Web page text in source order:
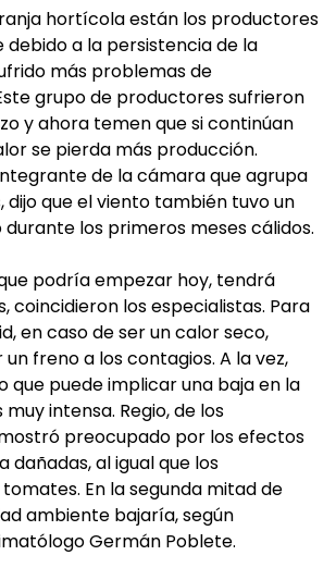
hortícola están los productores
debido a la persistencia de la
más problemas de
grupo de productores sufrieron
y ahora temen que si continúan
se pierda más producción.
de la cámara que agrupa
dijo que el viento también tuvo un
los primeros meses cálidos.
podría empezar hoy, tendrá
coincidieron los especialistas. Para
en caso de ser un calor seco,
freno a los contagios. A la vez,
que puede implicar una baja en la
intensa. Regio, de los
preocupado por los efectos
dañadas, al igual que los
En la segunda mitad de
ambiente bajaría, según
Germán Poblete.